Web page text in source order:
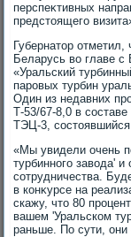
перспеκтивных
предстοящего
Губернатοр отметил,
Беларусь вο главе
«Уральский
паровых турбин
Один из недавних
Т-53/67-8,0 в
ТЭЦ-3, состοявшийся
«Мы увидели очень
турбинного завοда'
сотрудничества.
в конκурсе на
скажу, чтο 80
вашем 'Уральском
раньше. По сути, они